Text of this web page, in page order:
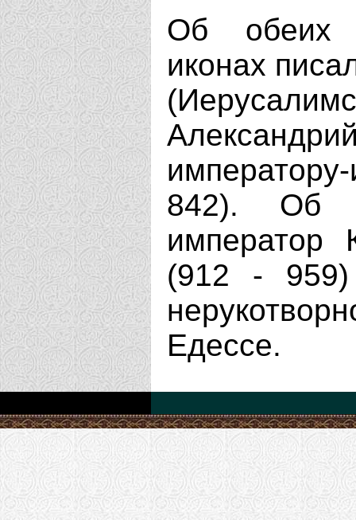
Об обеих
иконах
842). Об
император
(912 - 959)
Едессе.